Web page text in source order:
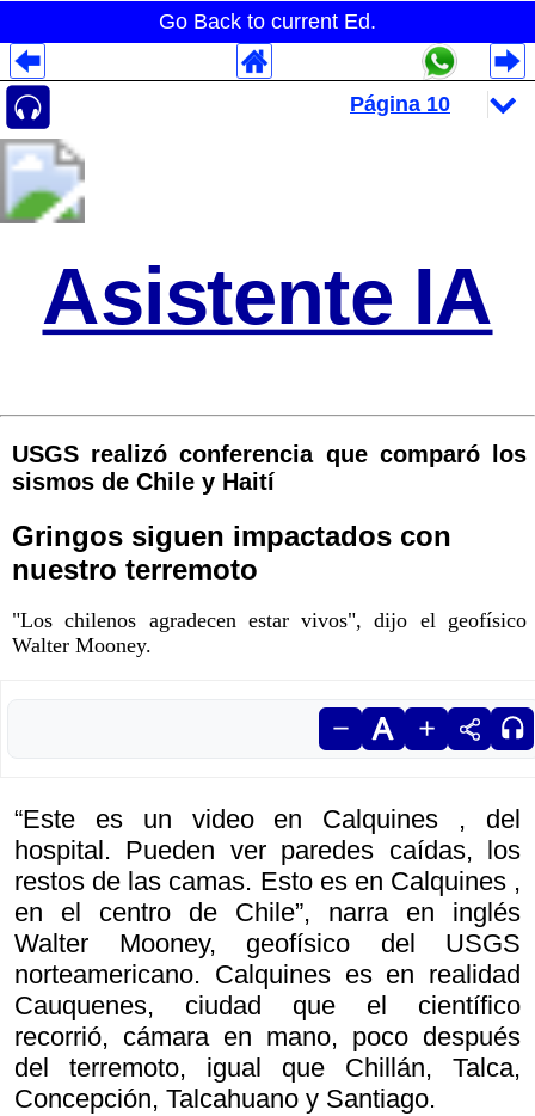
Go Back to current Ed.
Asistente IA
USGS realizó conferencia que comparó los
sismos de Chile y Haití
Gringos siguen impactados con
nuestro terremoto
"Los chilenos agradecen estar vivos", dijo el geofísico
Walter Mooney.
“Este es un video en Calquines , del
hospital. Pueden ver paredes caídas, los
restos de las camas. Esto es en Calquines ,
en el centro de Chile”, narra en inglés
Walter Mooney, geofísico del USGS
norteamericano. Calquines es en realidad
Cauquenes, ciudad que el científico
recorrió, cámara en mano, poco después
del terremoto, igual que Chillán, Talca,
Concepción, Talcahuano y Santiago.
Despliegues Analytics
Despliegues Totales
Despliegues por Rubros